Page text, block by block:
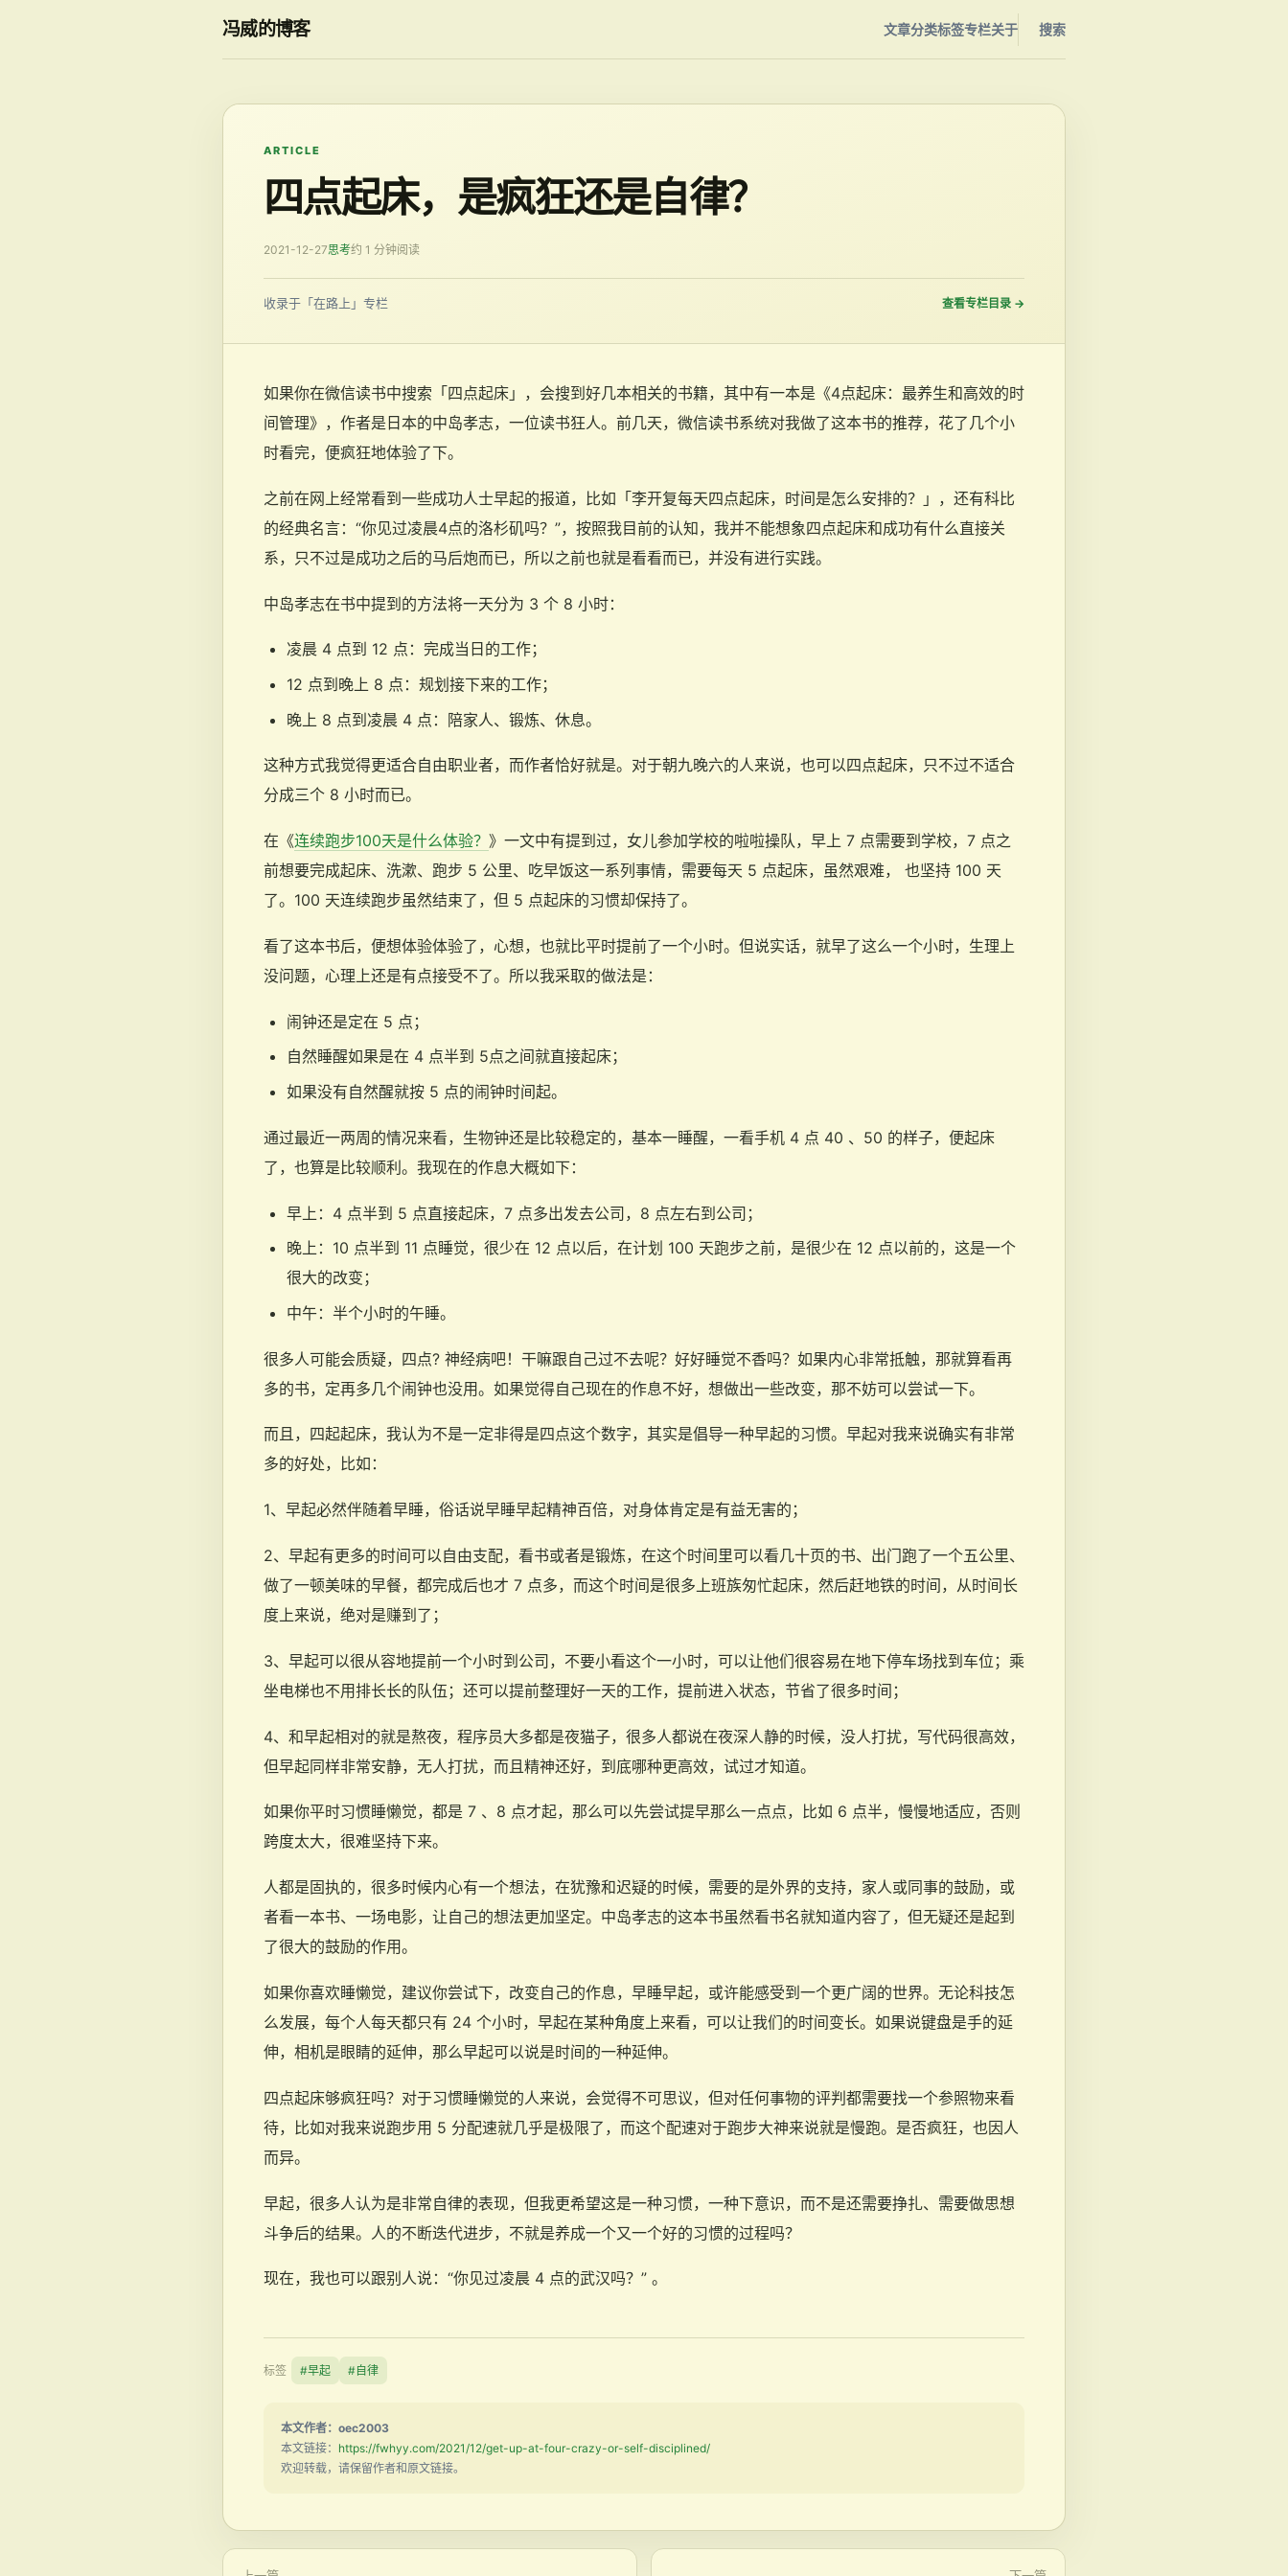
冯威的博客 文章分类标签专栏关于 搜索
ARTICLE
四点起床，是疯狂还是自律？
2021-12-27思考约 1 分钟阅读
收录于「在路上」专栏 查看专栏目录 →
如果你在微信读书中搜索「四点起床」，会搜到好几本相关的书籍，其中有一本是《4点起床：最养生和高效的时
间管理》，作者是日本的中岛孝志，一位读书狂人。前几天，微信读书系统对我做了这本书的推荐，花了几个小
时看完，便疯狂地体验了下。
之前在网上经常看到一些成功人士早起的报道，比如「李开复每天四点起床，时间是怎么安排的？」，还有科比
的经典名言：“你见过凌晨4点的洛杉矶吗？”，按照我目前的认知，我并不能想象四点起床和成功有什么直接关
系，只不过是成功之后的马后炮而已，所以之前也就是看看而已，并没有进行实践。
中岛孝志在书中提到的方法将一天分为 3 个 8 小时：
凌晨 4 点到 12 点：完成当日的工作；
12 点到晚上 8 点：规划接下来的工作；
晚上 8 点到凌晨 4 点：陪家人、锻炼、休息。
这种方式我觉得更适合自由职业者，而作者恰好就是。对于朝九晚六的人来说，也可以四点起床，只不过不适合
分成三个 8 小时而已。
在《连续跑步100天是什么体验？ 》一文中有提到过，女儿参加学校的啦啦操队，早上 7 点需要到学校，7 点之
前想要完成起床、洗漱、跑步 5 公里、吃早饭这一系列事情，需要每天 5 点起床，虽然艰难， 也坚持 100 天
了。100 天连续跑步虽然结束了，但 5 点起床的习惯却保持了。
看了这本书后，便想体验体验了，心想，也就比平时提前了一个小时。但说实话，就早了这么一个小时，生理上
没问题，心理上还是有点接受不了。所以我采取的做法是：
闹钟还是定在 5 点；
自然睡醒如果是在 4 点半到 5点之间就直接起床；
如果没有自然醒就按 5 点的闹钟时间起。
通过最近一两周的情况来看，生物钟还是比较稳定的，基本一睡醒，一看手机 4 点 40 、50 的样子，便起床
了，也算是比较顺利。我现在的作息大概如下：
早上：4 点半到 5 点直接起床，7 点多出发去公司，8 点左右到公司；
晚上：10 点半到 11 点睡觉，很少在 12 点以后，在计划 100 天跑步之前，是很少在 12 点以前的，这是一个
很大的改变；
中午：半个小时的午睡。
很多人可能会质疑，四点? 神经病吧！干嘛跟自己过不去呢？好好睡觉不香吗？如果内心非常抵触，那就算看再
多的书，定再多几个闹钟也没用。如果觉得自己现在的作息不好，想做出一些改变，那不妨可以尝试一下。
而且，四起起床，我认为不是一定非得是四点这个数字，其实是倡导一种早起的习惯。早起对我来说确实有非常
多的好处，比如：
1、早起必然伴随着早睡，俗话说早睡早起精神百倍，对身体肯定是有益无害的；
2、早起有更多的时间可以自由支配，看书或者是锻炼，在这个时间里可以看几十页的书、出门跑了一个五公里、
做了一顿美味的早餐，都完成后也才 7 点多，而这个时间是很多上班族匆忙起床，然后赶地铁的时间，从时间长
度上来说，绝对是赚到了；
3、早起可以很从容地提前一个小时到公司，不要小看这个一小时，可以让他们很容易在地下停车场找到车位；乘
坐电梯也不用排长长的队伍；还可以提前整理好一天的工作，提前进入状态，节省了很多时间；
4、和早起相对的就是熬夜，程序员大多都是夜猫子，很多人都说在夜深人静的时候，没人打扰，写代码很高效，
但早起同样非常安静，无人打扰，而且精神还好，到底哪种更高效，试过才知道。
如果你平时习惯睡懒觉，都是 7 、8 点才起，那么可以先尝试提早那么一点点，比如 6 点半，慢慢地适应，否则
跨度太大，很难坚持下来。
人都是固执的，很多时候内心有一个想法，在犹豫和迟疑的时候，需要的是外界的支持，家人或同事的鼓励，或
者看一本书、一场电影，让自己的想法更加坚定。中岛孝志的这本书虽然看书名就知道内容了，但无疑还是起到
了很大的鼓励的作用。
如果你喜欢睡懒觉，建议你尝试下，改变自己的作息，早睡早起，或许能感受到一个更广阔的世界。无论科技怎
么发展，每个人每天都只有 24 个小时，早起在某种角度上来看，可以让我们的时间变长。如果说键盘是手的延
伸，相机是眼睛的延伸，那么早起可以说是时间的一种延伸。
四点起床够疯狂吗？对于习惯睡懒觉的人来说，会觉得不可思议，但对任何事物的评判都需要找一个参照物来看
待，比如对我来说跑步用 5 分配速就几乎是极限了，而这个配速对于跑步大神来说就是慢跑。是否疯狂，也因人
而异。
早起，很多人认为是非常自律的表现，但我更希望这是一种习惯，一种下意识，而不是还需要挣扎、需要做思想
斗争后的结果。人的不断迭代进步，不就是养成一个又一个好的习惯的过程吗？
现在，我也可以跟别人说：“你见过凌晨 4 点的武汉吗？” 。
标签 #早起 #自律
本文作者：oec2003
本文链接： https://fwhyy.com/2021/12/get-up-at-four-crazy-or-self-disciplined/
欢迎转载，请保留作者和原文链接。